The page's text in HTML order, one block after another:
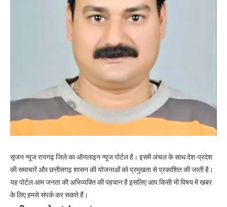
सृजन न्यूज रायगढ़ जिले का ऑनलाइन न्यूज पोर्टल है। इसमें अंचल के साथ देश-प्रदेश
की समाचारें और छत्तीसगढ़ शासन की योजनाओं को प्रमुखता से प्रकाशित की जाती है।
यह पोर्टल आम जनता की अभिव्यक्ति की पहचान है इसलिए आप किसी भी विषय में खबर
के लिए हमसे संपर्क कर सकते हैं।